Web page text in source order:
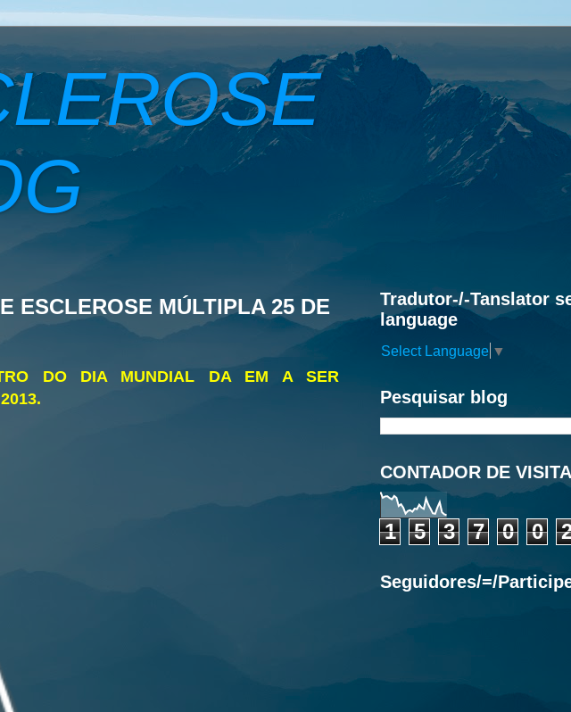
ESCLEROSE MÚLTIPLA 25 DE
DO DIA MUNDIAL DA EM A SER
Tradutor-/-Tanslator
language
Select Language ▼
Pesquisar blog
CONTADOR DE
1 5 3 7 0 0
Seguidores/=/